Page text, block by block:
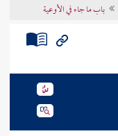
باب ما جاء في الأوعية